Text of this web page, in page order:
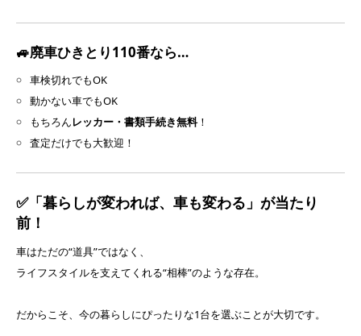
🚙廃車ひきとり110番なら…
車検切れでもOK
動かない車でもOK
もちろんレッカー・書類手続き無料！
査定だけでも大歓迎！
✅「暮らしが変われば、車も変わる」が当たり
前！
車はただの“道具”ではなく、
ライフスタイルを支えてくれる“相棒”のような存在。
だからこそ、今の暮らしにぴったりな1台を選ぶことが大切です。